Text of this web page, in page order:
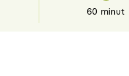
60 minut